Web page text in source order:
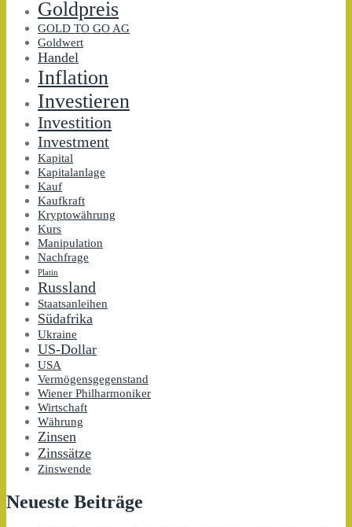
Goldpreis
GOLD TO GO AG
Goldwert
Handel
Inflation
Investieren
Investition
Investment
Kapital
Kapitalanlage
Kauf
Kaufkraft
Kryptowährung
Kurs
Manipulation
Nachfrage
Platin
Russland
Staatsanleihen
Südafrika
Ukraine
US-Dollar
USA
Vermögensgegenstand
Wiener Philharmoniker
Wirtschaft
Währung
Zinsen
Zinssätze
Zinswende
Neueste Beiträge